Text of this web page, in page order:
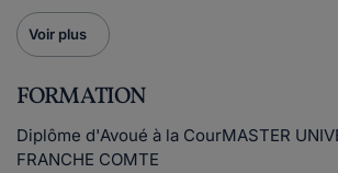
Voir plus
FORMATION
Diplôme d'Avoué à la CourMASTER
FRANCHE COMTE